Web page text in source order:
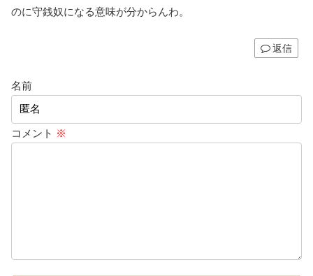
のに守銭奴になる意味が分からんわ。
返信
名前
コメント ※